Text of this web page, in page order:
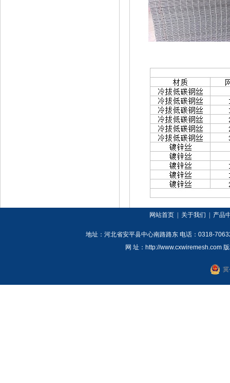
网站首页 关于我们 产品
地址：河北省安平县中心南路路东 电话： 0318-
网 址： http://www.cxwiremesh.com
冀